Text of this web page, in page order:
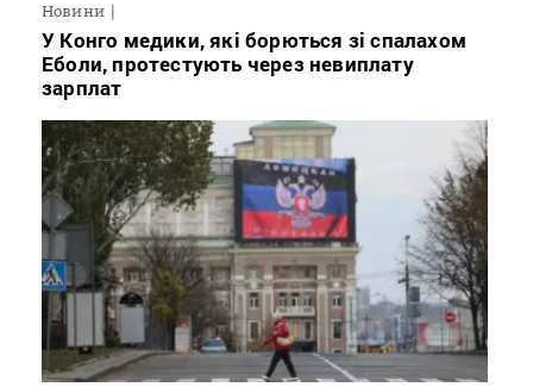
Новини
У Конго медики, які борються зі спалахом
Еболи, протестують через невиплату
зарплат